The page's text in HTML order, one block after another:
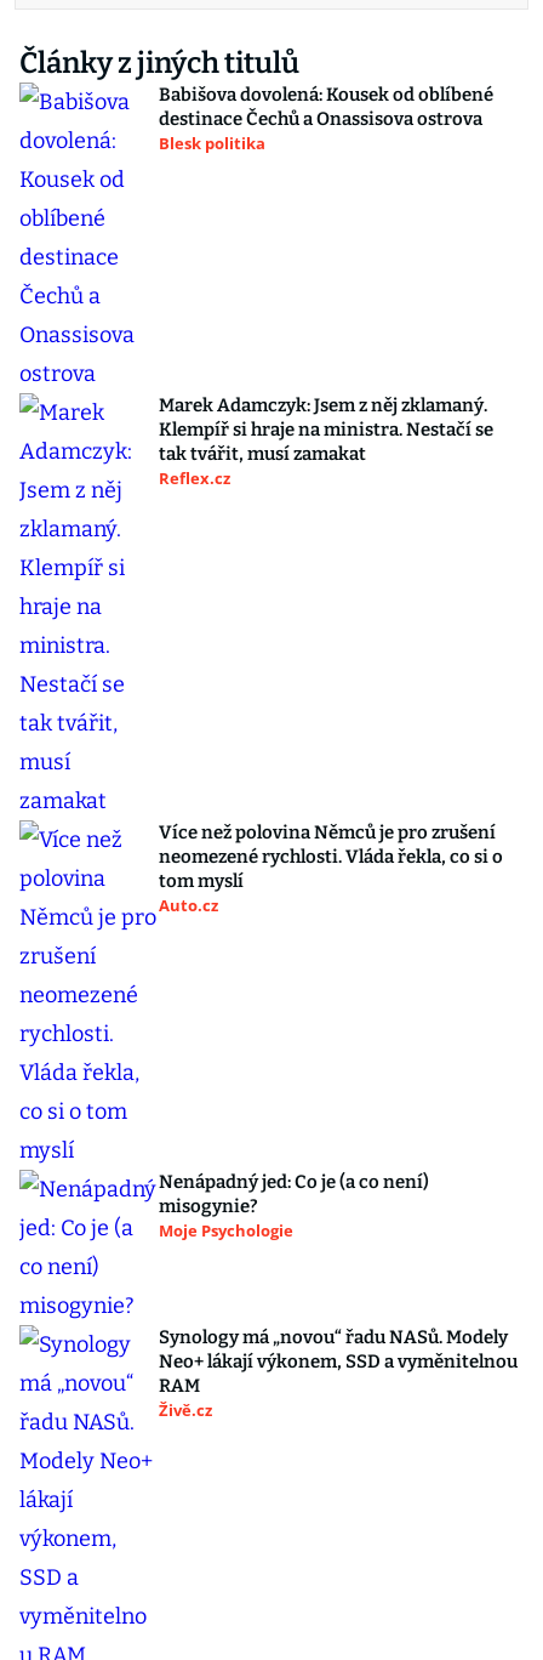
Články z jiných titulů
Babišova dovolená: Kousek od oblíbené
destinace Čechů a Onassisova ostrova
Blesk politika
Marek Adamczyk: Jsem z něj zklamaný.
Klempíř si hraje na ministra. Nestačí se
tak tvářit, musí zamakat
Reflex.cz
Více než polovina Němců je pro zrušení
neomezené rychlosti. Vláda řekla, co si o
tom myslí
Auto.cz
Nenápadný jed: Co je (a co není)
misogynie?
Moje Psychologie
Synology má „novou“ řadu NASů. Modely
Neo+ lákají výkonem, SSD a vyměnitelnou
RAM
Živě.cz